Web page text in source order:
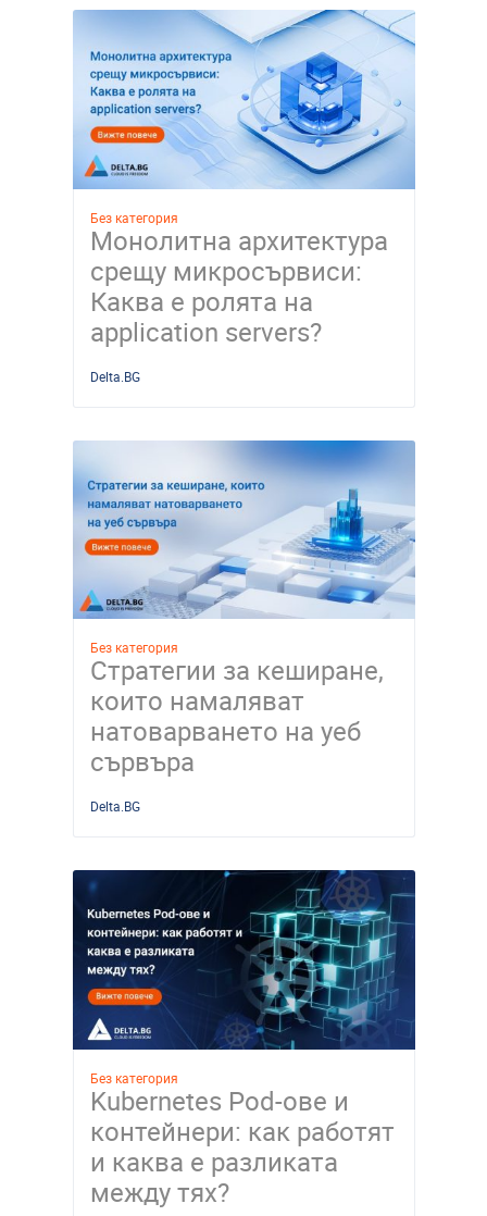
Без категория
Монолитна архитектура
срещу микросървиси:
Каква е ролята на
application servers?
Delta.BG
Без категория
Стратегии за кеширане,
които намаляват
натоварването на уеб
сървъра
Delta.BG
Без категория
Kubernetes Pod-ове и
контейнери: как работят
и каква е разликата
между тях?